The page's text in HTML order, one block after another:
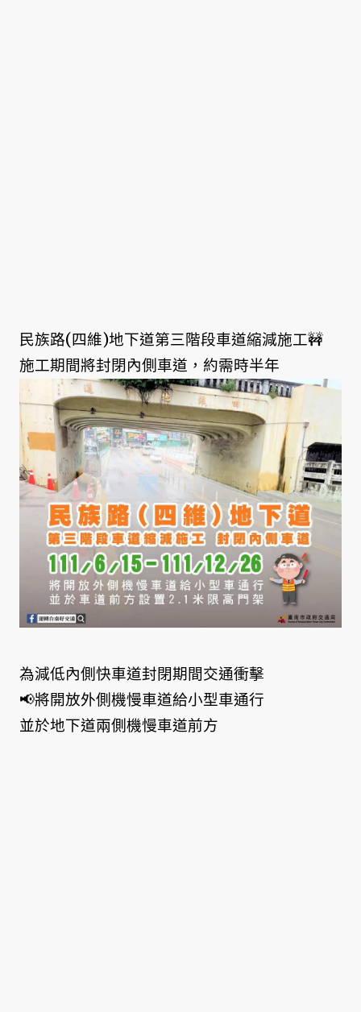
民族路(四維)地下道第三階段車道縮減施工🚧
施工期間將封閉內側車道，約需時半年
為減低內側快車道封閉期間交通衝擊
📢將開放外側機慢車道給小型車通行
並於地下道兩側機慢車道前方